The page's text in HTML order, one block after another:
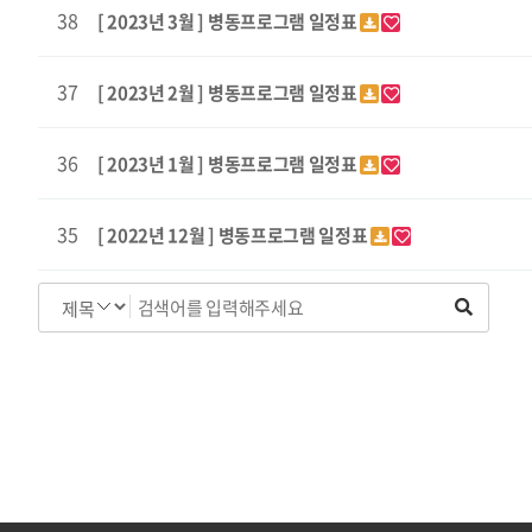
38 [ 2023년 3월 ] 병동프로그램 일정표
37 [ 2023년 2월 ] 병동프로그램 일정표
36 [ 2023년 1월 ] 병동프로그램 일정표
35 [ 2022년 12월 ] 병동프로그램 일정표